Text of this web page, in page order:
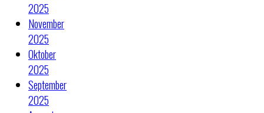
2025
November
2025
Oktober
2025
September
2025